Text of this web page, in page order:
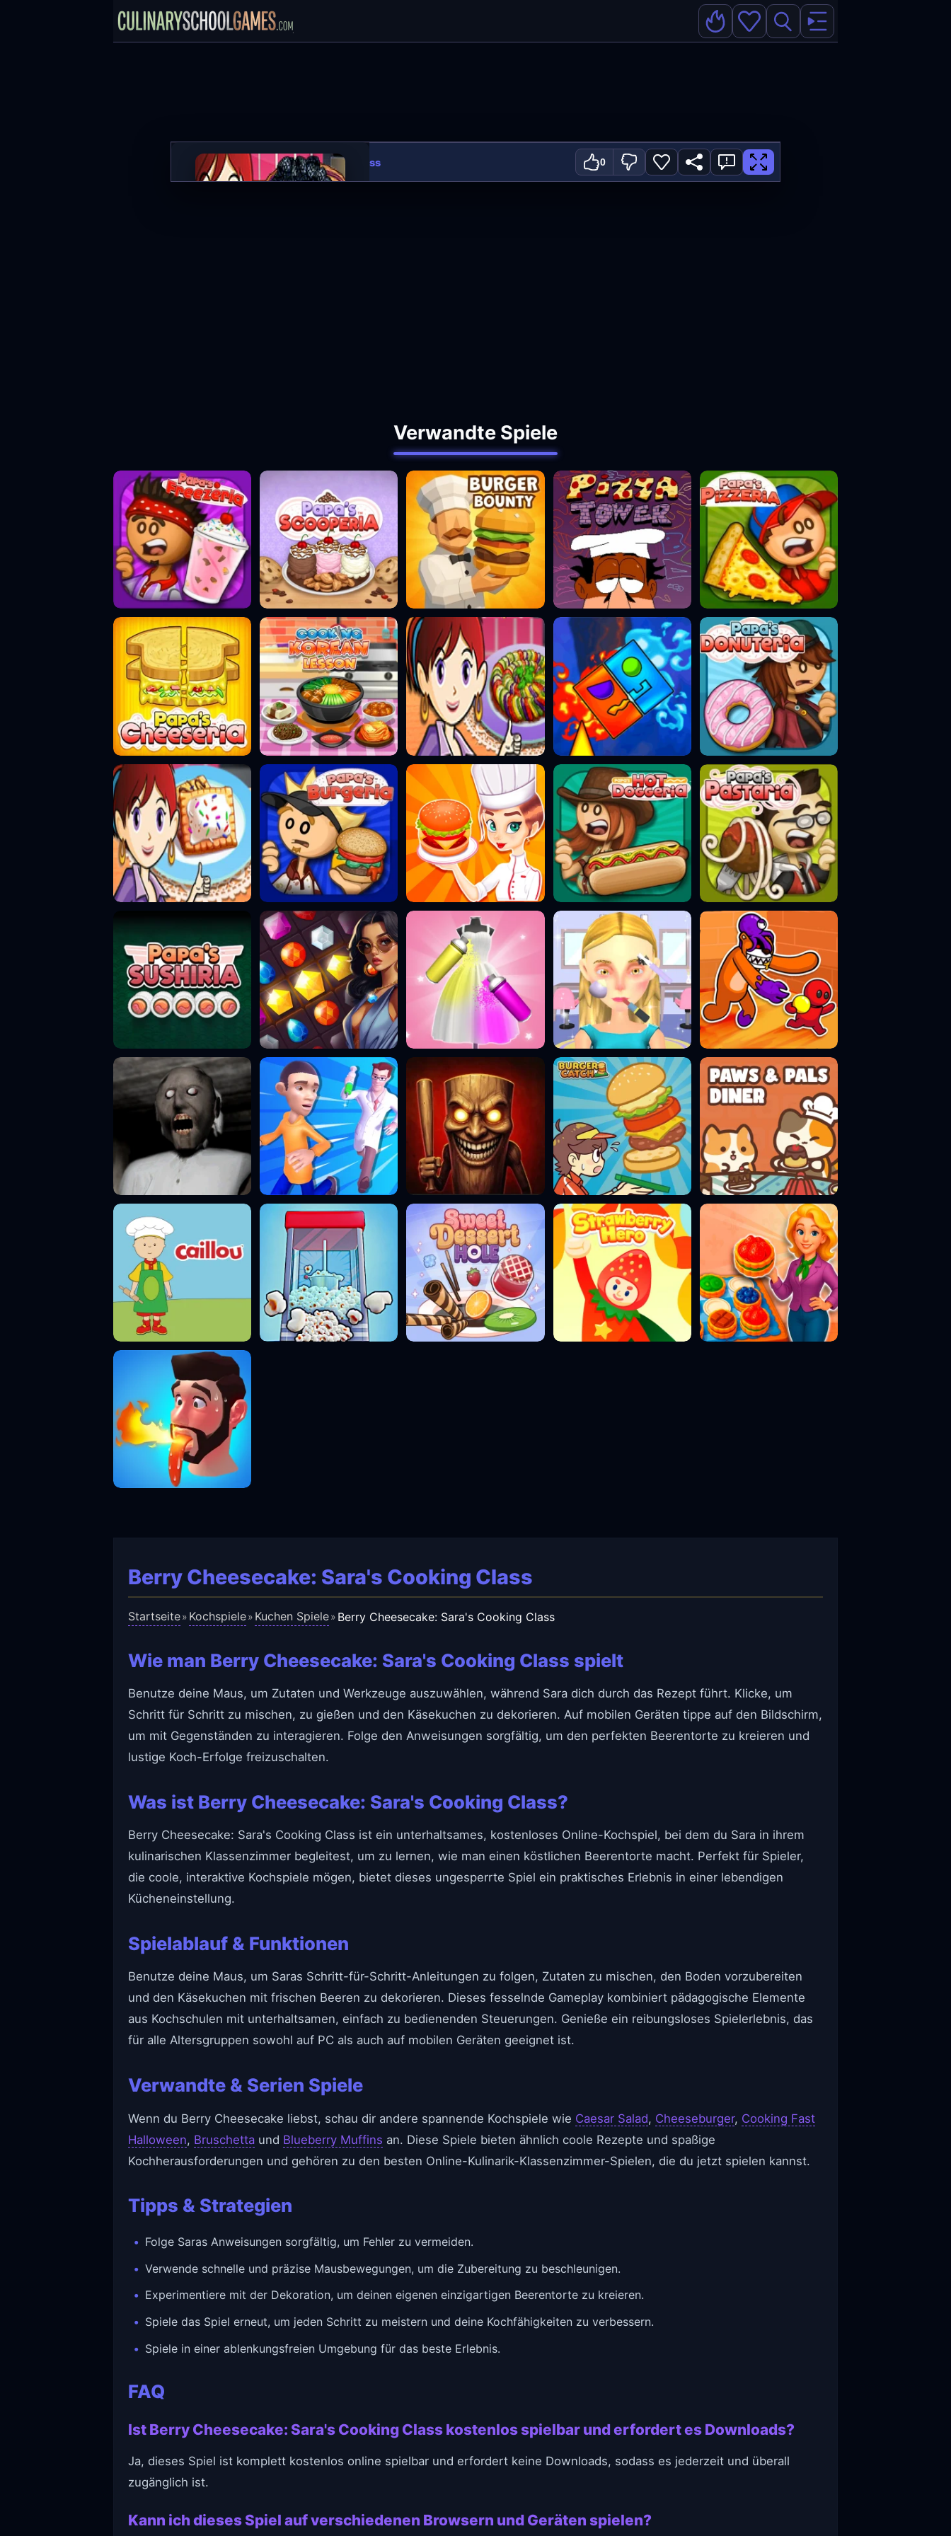
Berry Cheesecake: Sara's Cooking Class
Startseite» Kochspiele» Kuchen Spiele» Berry Cheesecake: Sara's Cooking Class
Wie man Berry Cheesecake: Sara's Cooking Class spielt
Benutze deine Maus, um Zutaten und Werkzeuge auszuwählen, während Sara dich durch das Rezept führt. Klicke, um
Schritt für Schritt zu mischen, zu gießen und den Käsekuchen zu dekorieren. Auf mobilen Geräten tippe auf den Bildschirm,
um mit Gegenständen zu interagieren. Folge den Anweisungen sorgfältig, um den perfekten Beerentorte zu kreieren und
lustige Koch-Erfolge freizuschalten.
Was ist Berry Cheesecake: Sara's Cooking Class?
Berry Cheesecake: Sara's Cooking Class ist ein unterhaltsames, kostenloses Online-Kochspiel, bei dem du Sara in ihrem
kulinarischen Klassenzimmer begleitest, um zu lernen, wie man einen köstlichen Beerentorte macht. Perfekt für Spieler,
die coole, interaktive Kochspiele mögen, bietet dieses ungesperrte Spiel ein praktisches Erlebnis in einer lebendigen
Kücheneinstellung.
Spielablauf & Funktionen
Benutze deine Maus, um Saras Schritt-für-Schritt-Anleitungen zu folgen, Zutaten zu mischen, den Boden vorzubereiten
und den Käsekuchen mit frischen Beeren zu dekorieren. Dieses fesselnde Gameplay kombiniert pädagogische Elemente
aus Kochschulen mit unterhaltsamen, einfach zu bedienenden Steuerungen. Genieße ein reibungsloses Spielerlebnis, das
für alle Altersgruppen sowohl auf PC als auch auf mobilen Geräten geeignet ist.
Verwandte & Serien Spiele
Wenn du Berry Cheesecake liebst, schau dir andere spannende Kochspiele wie Caesar Salad, Cheeseburger, Cooking Fast
Halloween, Bruschetta und Blueberry Muffins an. Diese Spiele bieten ähnlich coole Rezepte und spaßige
Kochherausforderungen und gehören zu den besten Online-Kulinarik-Klassenzimmer-Spielen, die du jetzt spielen kannst.
Tipps & Strategien
Folge Saras Anweisungen sorgfältig, um Fehler zu vermeiden.
Verwende schnelle und präzise Mausbewegungen, um die Zubereitung zu beschleunigen.
Experimentiere mit der Dekoration, um deinen eigenen einzigartigen Beerentorte zu kreieren.
Spiele das Spiel erneut, um jeden Schritt zu meistern und deine Kochfähigkeiten zu verbessern.
Spiele in einer ablenkungsfreien Umgebung für das beste Erlebnis.
FAQ
Ist Berry Cheesecake: Sara's Cooking Class kostenlos spielbar und erfordert es Downloads?
Ja, dieses Spiel ist komplett kostenlos online spielbar und erfordert keine Downloads, sodass es jederzeit und überall
zugänglich ist.
Kann ich dieses Spiel auf verschiedenen Browsern und Geräten spielen?
Berry Cheesecake: Sara's Cooking Class 0
Verwandte Spiele